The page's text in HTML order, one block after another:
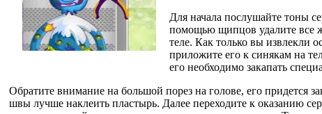
Для начала послушайте тоны
помощью щипцов удалите все
теле. Как только вы извлекли
приложите его к синякам на
его необходимо закапать
Обратите внимание на большой порез на голове, его придется
швы лучше наклеить пластырь. Далее переходите к оказанию